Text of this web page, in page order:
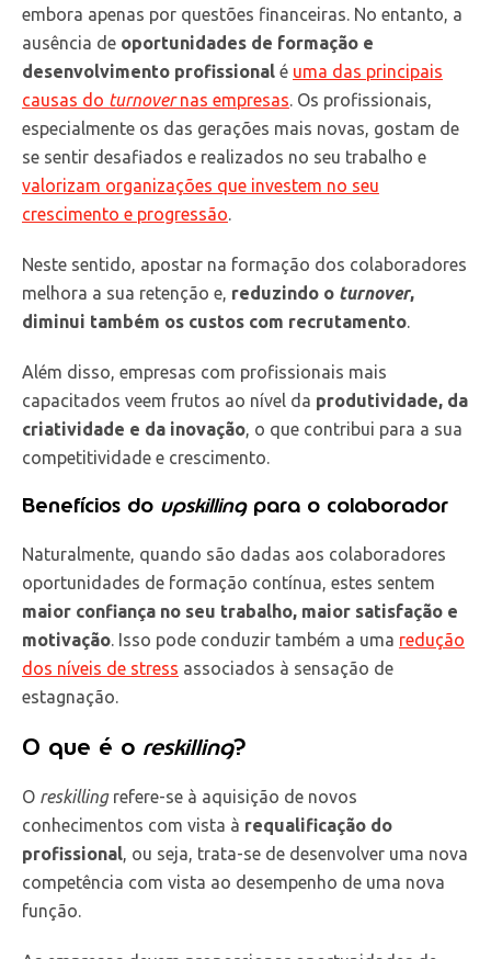
embora apenas por questões financeiras. No entanto, a
ausência de oportunidades de formação e
desenvolvimento profissional é uma das principais
causas do turnovernas empresas . Os profissionais,
especialmente os das gerações mais novas, gostam de
se sentir desafiados e realizados no seu trabalho e
valorizam organizações que investem no seu
crescimento e progressão
Neste sentido, apostar na formação dos colaboradores
melhora a sua retenção e, reduzindo o turnover,
diminui também os custos com recrutamento
Além disso, empresas com profissionais mais
capacitados veem frutos ao nível da produtividade, da
criatividade e da inovação , o que contribui para a sua
competitividade e crescimento.
Benefícios do upskillingpara o colaborador
Naturalmente, quando são dadas aos colaboradores
oportunidades de formação contínua, estes sentem
maior confiança no seu trabalho, maior satisfação e
motivação . Isso pode conduzir também a uma redução
dos níveis de stress associados à sensação de
estagnação.
O que é o reskilling?
O reskillingrefere-se à aquisição de novos
conhecimentos com vista à requalificação do
profissional , ou seja, trata-se de desenvolver uma nova
competência com vista ao desempenho de uma nova
função.